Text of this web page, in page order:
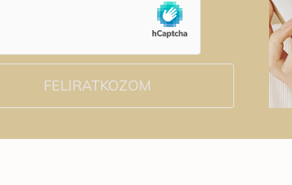
FELIRATKOZOM